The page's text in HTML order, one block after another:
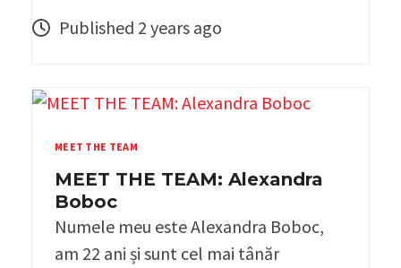
Published 2 years ago
MEET THE TEAM
MEET THE TEAM: Alexandra
Boboc
Numele meu este Alexandra Boboc,
am 22 ani și sunt cel mai tânăr